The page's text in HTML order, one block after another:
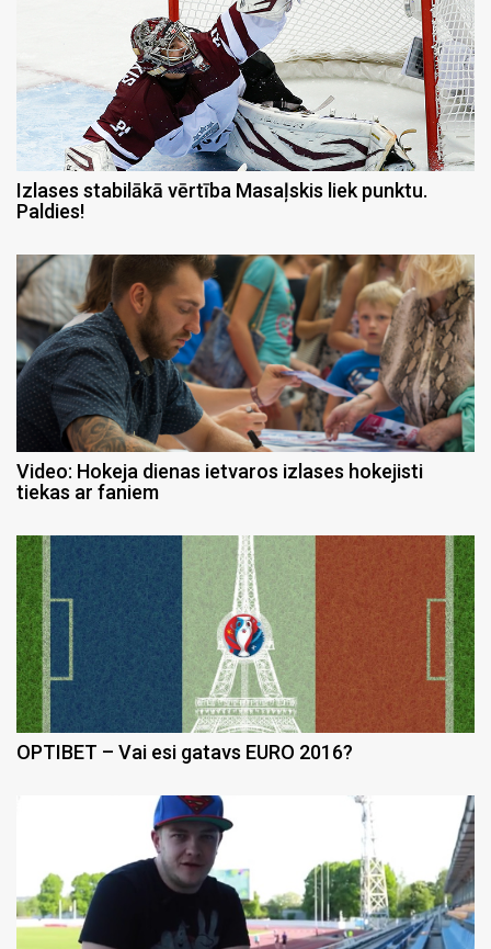
Izlases stabilākā vērtība Masaļskis liek punktu.
Paldies!
Video: Hokeja dienas ietvaros izlases hokejisti
tiekas ar faniem
OPTIBET – Vai esi gatavs EURO 2016?